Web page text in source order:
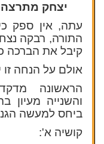
יצחק מתרצה
עתה, אין ספק
התורה, רבקה
קיבל את הברכה
אולם על הנחה זו
הראשונה
והשנייה מעיון
ביחס למעשה
קושיה א':